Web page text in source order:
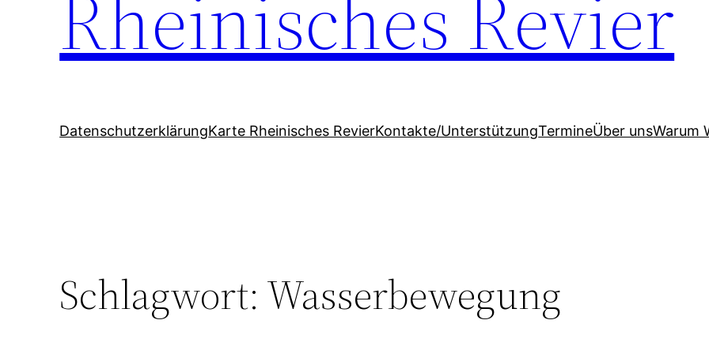
DatenschutzerklärungKarte Rheinisches RevierKontakte/UnterstützungTermineÜber unsWarum
Schlagwort: Wasserbewegung